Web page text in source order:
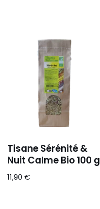
Tisane Sérénité &
Nuit Calme Bio 100 g
11,90 €